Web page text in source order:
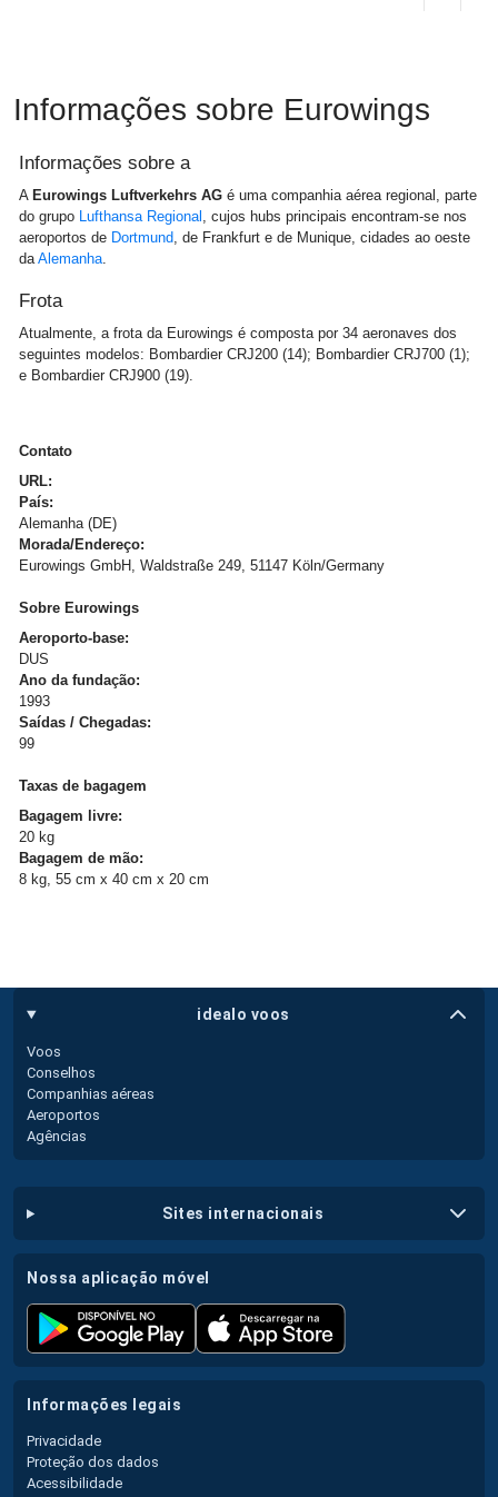
Informações sobre Eurowings
Informações sobre a
A Eurowings Luftverkehrs AG é uma companhia aérea regional, parte
do grupo Lufthansa Regional , cujos hubs principais encontram-se nos
aeroportos de Dortmund, de Frankfurt e de Munique, cidades ao oeste
daAlemanha.
Frota
Atualmente, a frota da Eurowings é composta por 34 aeronaves dos
seguintes modelos: Bombardier CRJ200 (14); Bombardier CRJ700 (1);
e Bombardier CRJ900 (19).
Contato
URL:
País:
Alemanha (DE)
Morada/Endereço:
Eurowings GmbH, Waldstraße 249, 51147 Köln/Germany
Sobre Eurowings
Aeroporto-base:
DUS
Ano da fundação:
1993
Saídas / Chegadas:
99
Taxas de bagagem
Bagagem livre:
20 kg
Bagagem de mão:
8 kg, 55 cm x 40 cm x 20 cm
idealo voos
Voos
Conselhos
Companhias aéreas
Aeroportos
Agências
sites internacionais
nossa aplicação móvel
informações legais
Privacidade
Proteção dos dados
Acessibilidade